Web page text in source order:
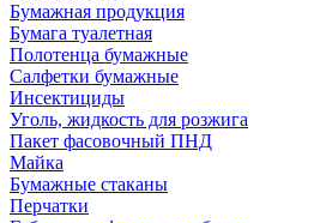
Бумажная продукция
Бумага туалетная
Полотенца бумажные
Салфетки бумажные
Инсектициды
Уголь, жидкость для розжига
Пакет фасовочный ПНД
Майка
Бумажные стаканы
Перчатки